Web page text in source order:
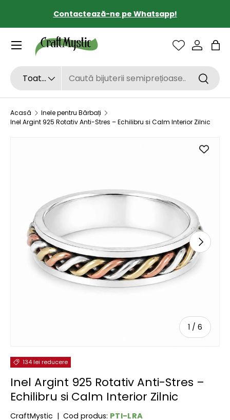
SARI LA CONȚINUT
Contactează-ne pe Whatsapp!
Căutare
Tipul de produs
Toate
Sac
Acasă
Inele pentru Bărbați
Inel Argint 925 Rotativ Anti-Stres – Echilibru si Calm Interior Zilnic
1 / de
6
134 lei reducere
Inel Argint 925 Rotativ Anti-Stres –
Echilibru si Calm Interior Zilnic
CraftMystic | Cod produs: PTI-LRA